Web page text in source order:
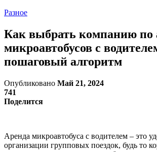
Разное
Как выбрать компанию по
микроавтобусов с
пошаговый алгоритм
Опубликовано Май 21, 2024
741
Поделится
Аренда микроавтобуса с водителем – это
организации групповых поездок, будь то